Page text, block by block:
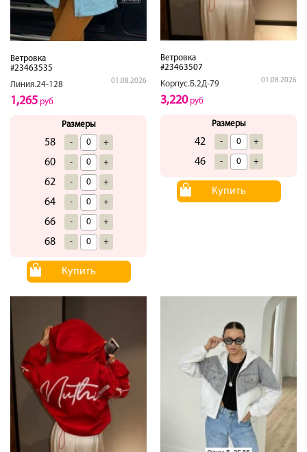
Ветровка
#23463535
Линия.24-128
01.08.2026
1,265 руб
Размеры
58 - +
60 - +
62 - +
64 - +
66 - +
68 - +
Купить
Ветровка
#23463507
Корпус.Б.2Д-79
01.08.2026
3,220руб
Размеры
42 - +
46 - +
Купить